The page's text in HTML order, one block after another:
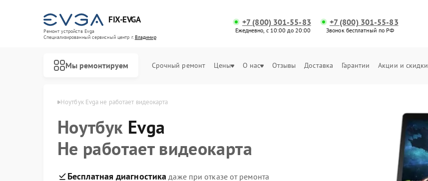
FIX-EVGA
Ремонт устройств Evga
Специализированный cервисный центр г.Владимир
+7 (800) 301-55-83
Ежедневно, с 10:00 до 20:00
+7 (800) 301-55-83
Звонок бесплатный по РФ
Мы ремонтируем Срочный ремонт Цены О нас Отзывы Доставка Гарантии Акции и скидки
Evga в Владимире Ноутбук Evga не работает видеокарта
Ноутбук Evga
Не работает видеокарта
Бесплатная диагностика даже при отказе от ремонта